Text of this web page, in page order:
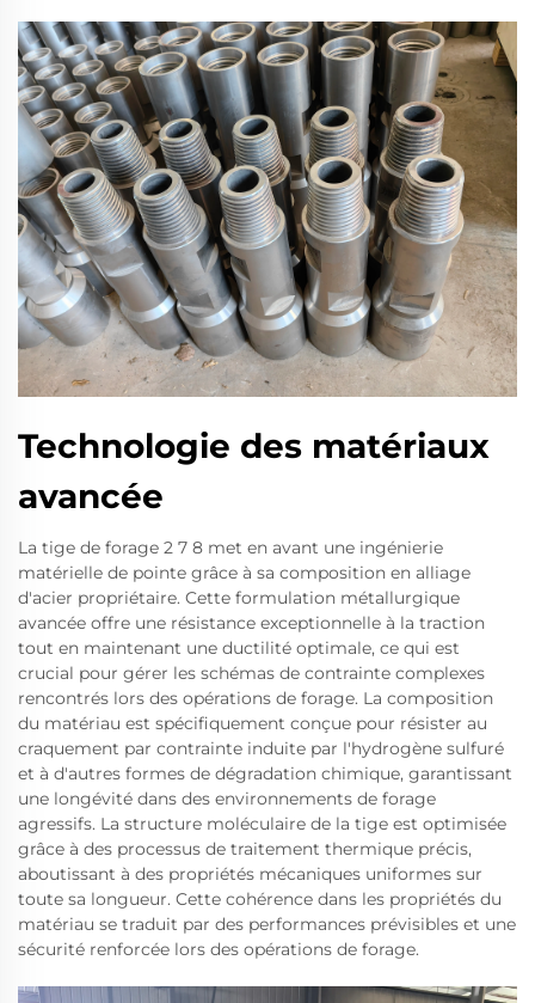
Technologie des matériaux
avancée
La tige de forage 2 7 8 met en avant une ingénierie
matérielle de pointe grâce à sa composition en alliage
d'acier propriétaire. Cette formulation métallurgique
avancée offre une résistance exceptionnelle à la traction
tout en maintenant une ductilité optimale, ce qui est
crucial pour gérer les schémas de contrainte complexes
rencontrés lors des opérations de forage. La composition
du matériau est spécifiquement conçue pour résister au
craquement par contrainte induite par l'hydrogène sulfuré
et à d'autres formes de dégradation chimique, garantissant
une longévité dans des environnements de forage
agressifs. La structure moléculaire de la tige est optimisée
grâce à des processus de traitement thermique précis,
aboutissant à des propriétés mécaniques uniformes sur
toute sa longueur. Cette cohérence dans les propriétés du
matériau se traduit par des performances prévisibles et une
sécurité renforcée lors des opérations de forage.